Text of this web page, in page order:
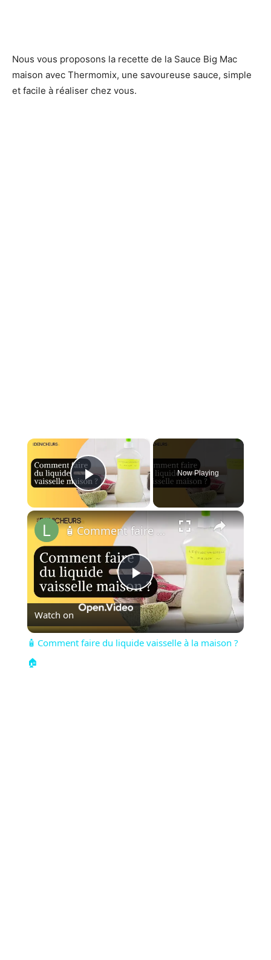
Nous vous proposons la recette de la Sauce Big Mac
maison avec Thermomix, une savoureuse sauce, simple
et facile à réaliser chez vous.
Play Video
Now Playing
×
Play
Video
🧴 Comment faire du liquide vaisselle à la maison ?🏠
Watch on
🧴 Comment faire du liquide vaisselle à la maison ?
🏠